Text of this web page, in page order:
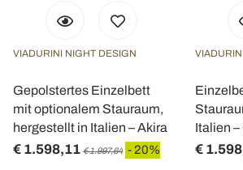
VIADURINI NIGHT DESIGN
Gepolstertes Einzelbett
mit optionalem Stauraum,
hergestellt in Italien – Akira
€ 1.598,11 € 1.997,64 - 20%
Italien
€